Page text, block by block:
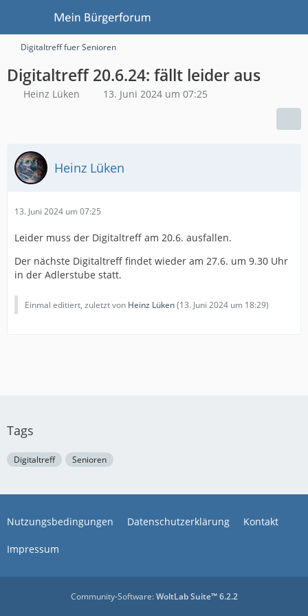
Digitaltreff fuer Senioren
Digitaltreff 20.6.24: fällt leider aus
Heinz Lüken 13. Juni 2024 um 07:25
Heinz Lüken
13. Juni 2024 um 07:25
Leider muss der Digitaltreff am 20.6. ausfallen.
Der nächste Digitaltreff findet wieder am 27.6. um 9.30 Uhr
in der Adlerstube statt.
Einmal editiert, zuletzt von Heinz Lüken(13. Juni 2024 um 18:29)
Tags
Digitaltreff Senioren
Nutzungsbedingungen Datenschutzerklärung Kontakt
Impressum
Community-Software:WoltLab Suite™ 6.2.2